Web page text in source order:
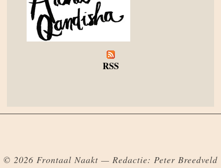
RSS
© 2026 Frontaal Naakt — Redactie: Peter Breedveld